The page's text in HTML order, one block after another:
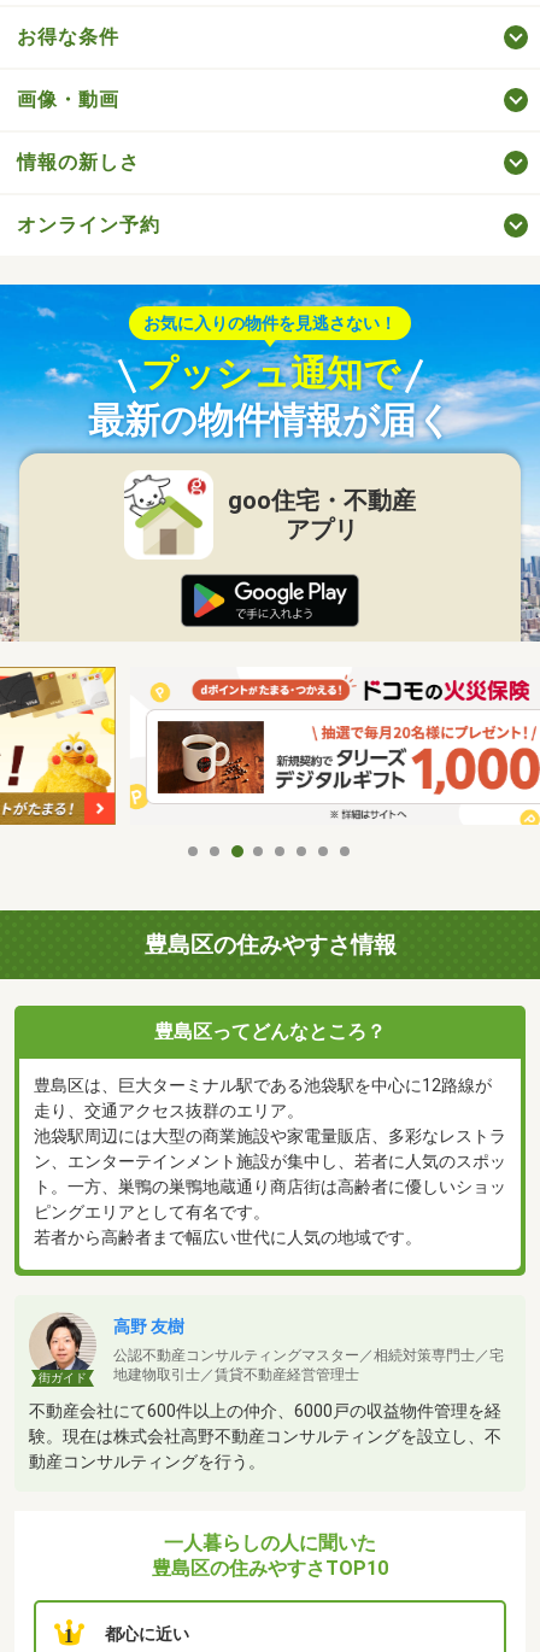
お得な条件
画像・動画
情報の新しさ
オンライン予約
お気に入りの物件を見逃さない！
プッシュ通知で
最新の物件情報が届く
goo住宅・不動産
アプリ
豊島区の住みやすさ情報
豊島区ってどんなところ？
豊島区は、巨大ターミナル駅である池袋駅を中心に12路線が
走り、交通アクセス抜群のエリア。
池袋駅周辺には大型の商業施設や家電量販店、多彩なレストラ
ン、エンターテインメント施設が集中し、若者に人気のスポッ
ト。一方、巣鴨の巣鴨地蔵通り商店街は高齢者に優しいショッ
ピングエリアとして有名です。
若者から高齢者まで幅広い世代に人気の地域です。
街ガイド
高野 友樹
公認不動産コンサルティングマスター／相続対策専門士／宅
地建物取引士／賃貸不動産経営管理士
不動産会社にて600件以上の仲介、6000戸の収益物件管理を経
験。現在は株式会社高野不動産コンサルティングを設立し、不
動産コンサルティングを行う。
一人暮らしの人に聞いた
豊島区の住みやすさTOP10
1 都心に近い